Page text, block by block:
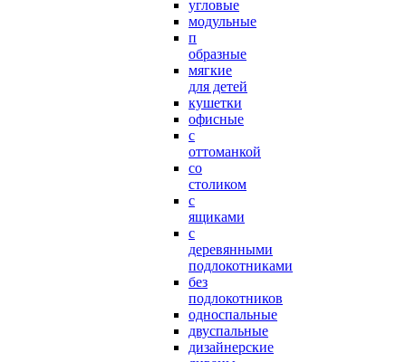
угловые
модульные
п
образные
мягкие
для детей
кушетки
офисные
с
оттоманкой
со
столиком
с
ящиками
с
деревянными
подлокотниками
без
подлокотников
односпальные
двуспальные
дизайнерские